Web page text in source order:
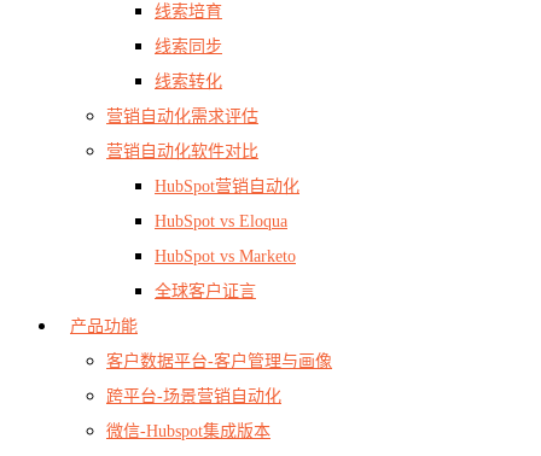
线索培育
线索同步
线索转化
营销自动化需求评估
营销自动化软件对比
HubSpot营销自动化
HubSpot vs Eloqua
HubSpot vs Marketo
全球客户证言
产品功能
客户数据平台-客户管理与画像
跨平台-场景营销自动化
微信-Hubspot集成版本